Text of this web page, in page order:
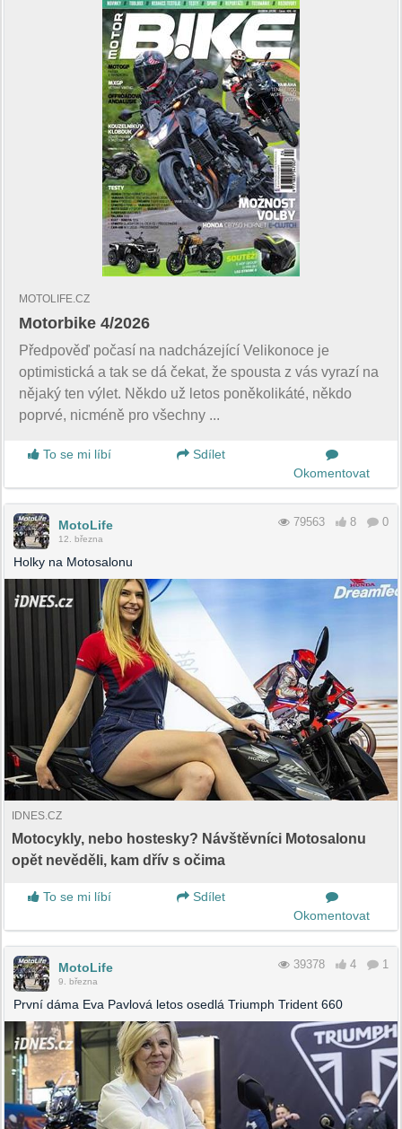
MOTOLIFE.CZ
Motorbike 4/2026
Předpověď počasí na nadcházející Velikonoce je
optimistická a tak se dá čekat, že spousta z vás vyrazí na
nějaký ten výlet. Někdo už letos poněkolikáté, někdo
poprvé, nicméně pro všechny ...
To se mi líbí
Sdílet
Okomentovat
MotoLife
12. března
79563 8 0
Holky na Motosalonu
IDNES.CZ
Motocykly, nebo hostesky? Návštěvníci Motosalonu
opět nevěděli, kam dřív s očima
To se mi líbí
Sdílet
Okomentovat
MotoLife
9. března
39378 4 1
První dáma Eva Pavlová letos osedlá Triumph Trident 660